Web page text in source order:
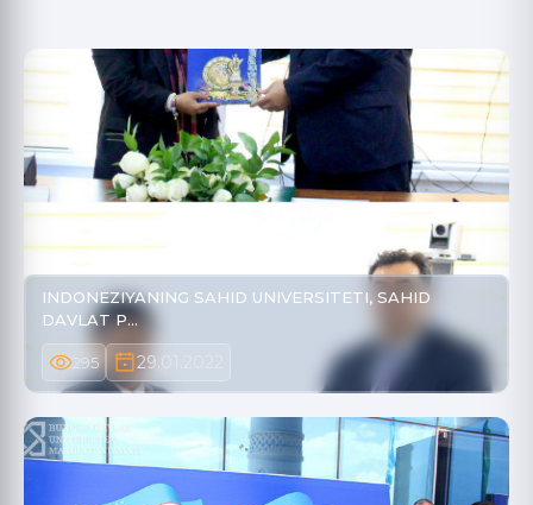
INDONEZIYANING SAHID UNIVERSITETI, SAHID
DAVLAT P…
295 29.01.2022